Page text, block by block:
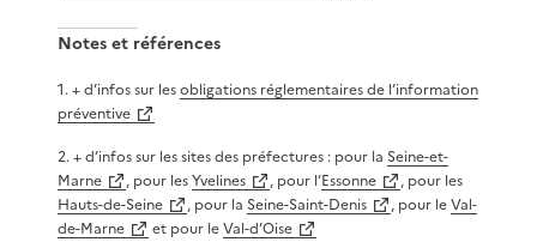
Notes et références
1.+ d’infos sur lesobligations réglementaires de l’information
préventive
2.+ d’infos sur les sites des préfectures : pour la Seine-et-
Marne
, pour lesYvelines , pour l’Essonne
, pour les
Hauts-de-Seine
, pour la Seine-Saint-Denis , pour leVal-
de-Marne
et pour leVal-d’Oise